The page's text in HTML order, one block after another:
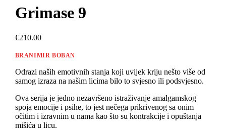
Grimase 9
€210.00
BRANIMIR BOBAN
Odrazi naših emotivnih stanja koji uvijek kriju nešto više od
samog izraza na našim licima bilo to svjesno ili podsvjesno.
Ova serija je jedno nezavršeno istraživanje amalgamskog
spoja emocije i psihe, to jest nečega prikrivenog sa onim
očitim i izravnim u nama kao što su kontrakcije i opuštanja
mišića u licu.